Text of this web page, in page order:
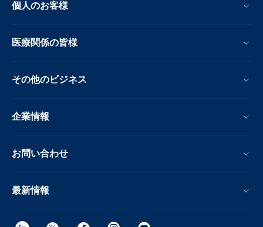
個人のお客様
医療関係の皆様
その他のビジネス
企業情報
お問い合わせ
最新情報